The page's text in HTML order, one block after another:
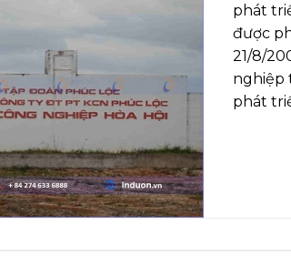
phát
được
21/8/
nghiệp
phát